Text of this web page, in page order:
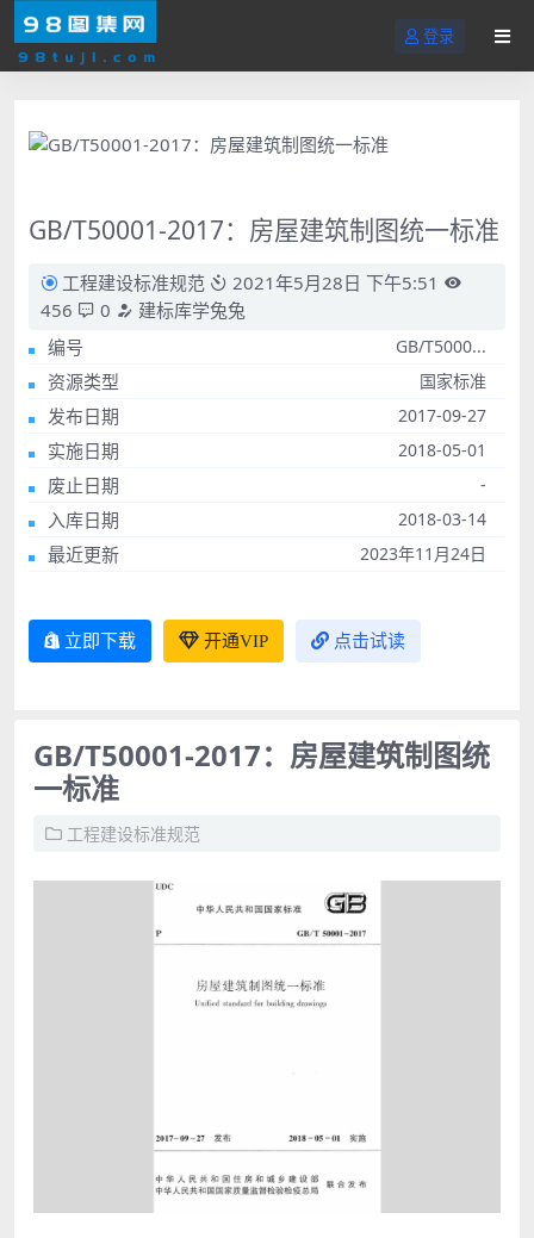
登录
GB/T50001-2017：房屋建筑制图统一标准
工程建设标准规范
2021年5月28日 下午5:51
456
0
建标库学兔兔
编号
GB/T5000...
资源类型 国家标准
发布日期 2017-09-27
实施日期 2018-05-01
废止日期 -
入库日期 2018-03-14
最近更新 2023年11月24日
立即下载 开通VIP 点击试读
GB/T50001-2017：房屋建筑制图统
一标准
工程建设标准规范